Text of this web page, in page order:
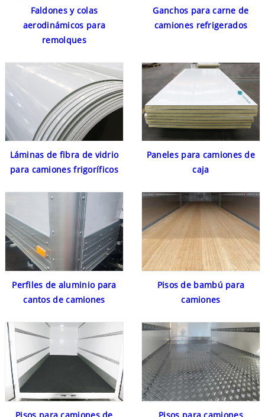
Faldones y colas
aerodinámicos para
remolques
Ganchos para carne de
camiones refrigerados
Láminas de fibra de vidrio
para camiones frigoríficos
Paneles para camiones de
caja
Perfiles de aluminio para
cantos de camiones
Pisos de bambú para
camiones